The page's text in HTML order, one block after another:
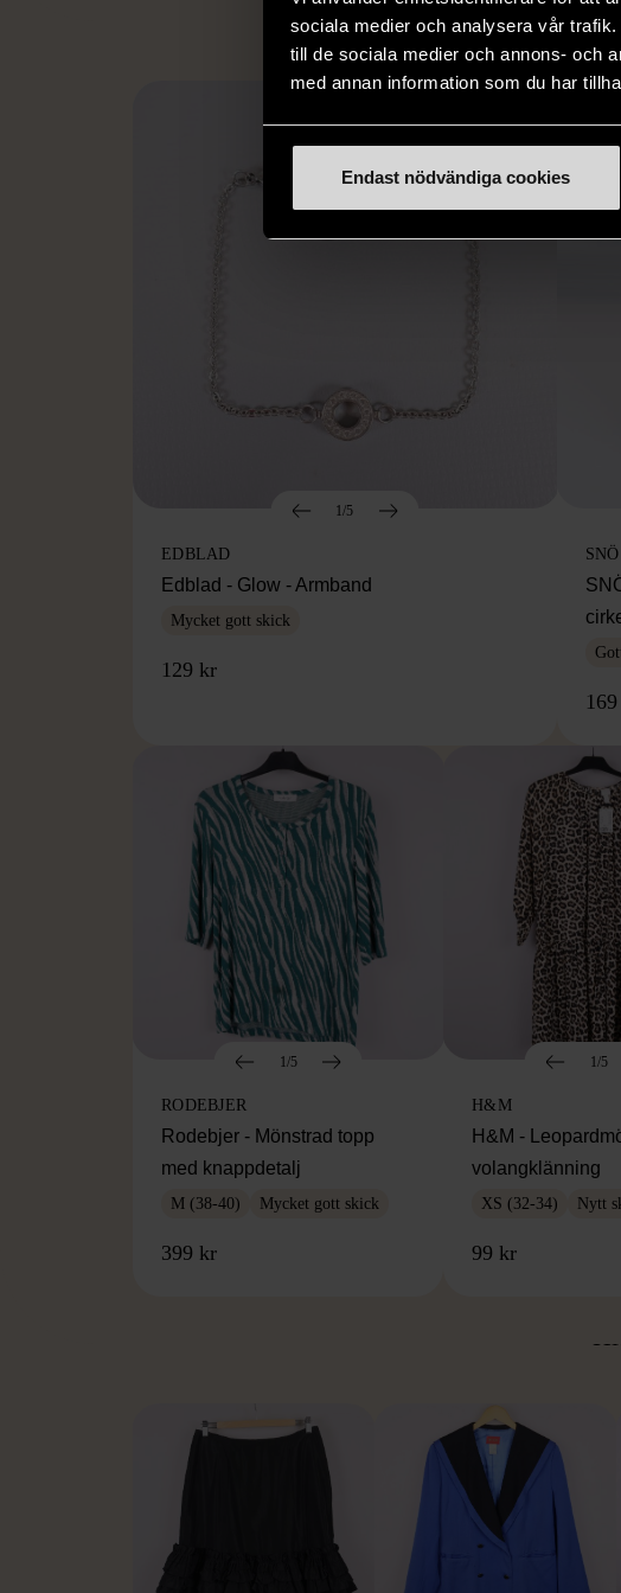
sociala medier och analysera vår
till de sociala medier och annons- och
med annan information som du har
Endast nödvändiga cookies
1/5
EDBLAD
Edblad - Glow - Armband
Mycket gott skick
129 kr
1/5
RODEBJER
Rodebjer - Mönstrad topp
med knappdetalj
M (38-40) Mycket gott skick
399 kr
1/5
H&M
H&M -
volangklänning
XS (32-34) Nytt
99 kr